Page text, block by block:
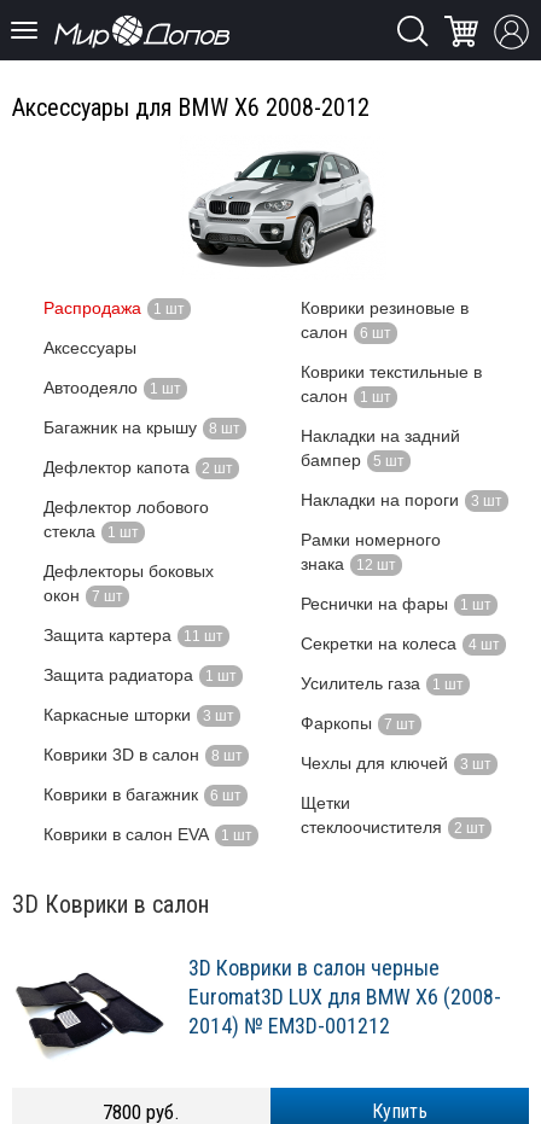
Аксессуары для BMW X6 2008-2012
Распродажа 1 шт
Аксессуары
Автоодеяло 1 шт
Багажник на крышу 8 шт
Дефлектор капота 2 шт
Дефлектор лобового
стекла
1 шт
Дефлекторы боковых
окон
7 шт
Защита картера 11 шт
Защита радиатора 1 шт
Каркасные шторки 3 шт
Коврики 3D в салон 8 шт
Коврики в багажник 6 шт
Коврики в салон EVA 1 шт
Коврики резиновые в
салон
6 шт
Коврики текстильные в
салон
1 шт
Накладки на задний
бампер
5 шт
Накладки на пороги 3 шт
Рамки номерного
знака
12 шт
Реснички на фары 1 шт
Секретки на колеса 4 шт
Усилитель газа 1 шт
Фаркопы 7 шт
Чехлы для ключей 3 шт
Щетки
стеклоочистителя
2 шт
3D Коврики в салон
3D Коврики в салон черные
Euromat3D LUX для BMW X6 (2008-
2014) № EM3D-001212
Купить
7800 руб.